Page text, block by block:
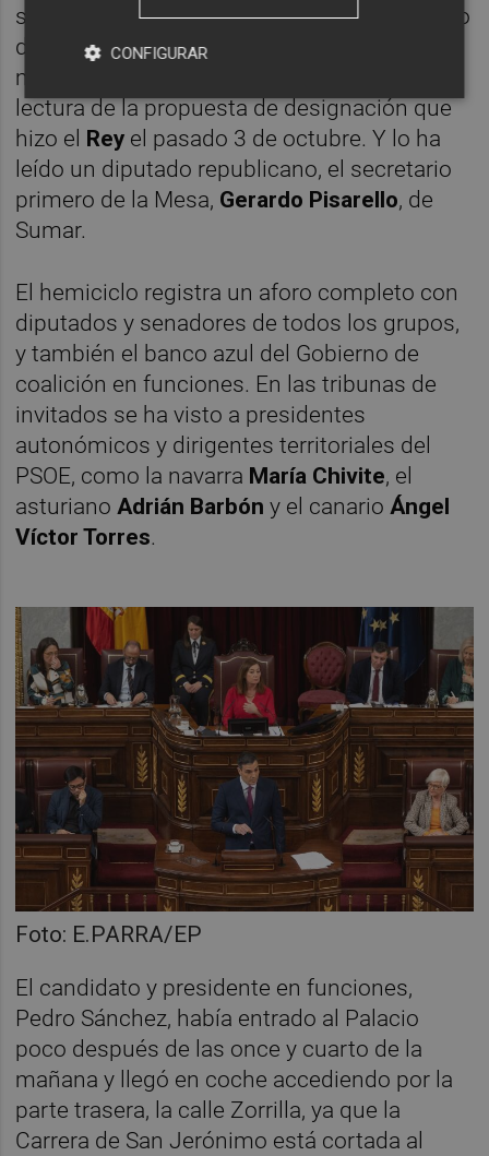
socialista Pedro Sánchezha arrancado poco
después de las doce del mediodía de este
miércoles en el Pleno del Congreso con la
lectura de la propuesta de designación que
hizo el Rey el pasado 3 de octubre. Y lo ha
leído un diputado republicano, el secretario
primero de la Mesa, Gerardo Pisarello, de
Sumar.
El hemiciclo registra un aforo completo con
diputados y senadores de todos los grupos,
y también el banco azul del Gobierno de
coalición en funciones. En las tribunas de
invitados se ha visto a presidentes
autonómicos y dirigentes territoriales del
PSOE, como la navarra María Chivite, el
asturiano Adrián Barbón y el canario Ángel
Víctor Torres.
Foto: E.PARRA/EP
El candidato y presidente en funciones,
Pedro Sánchez, había entrado al Palacio
poco después de las once y cuarto de la
mañana y llegó en coche accediendo por la
parte trasera, la calle Zorrilla, ya que la
Carrera de San Jerónimo está cortada al
CONFIGURAR